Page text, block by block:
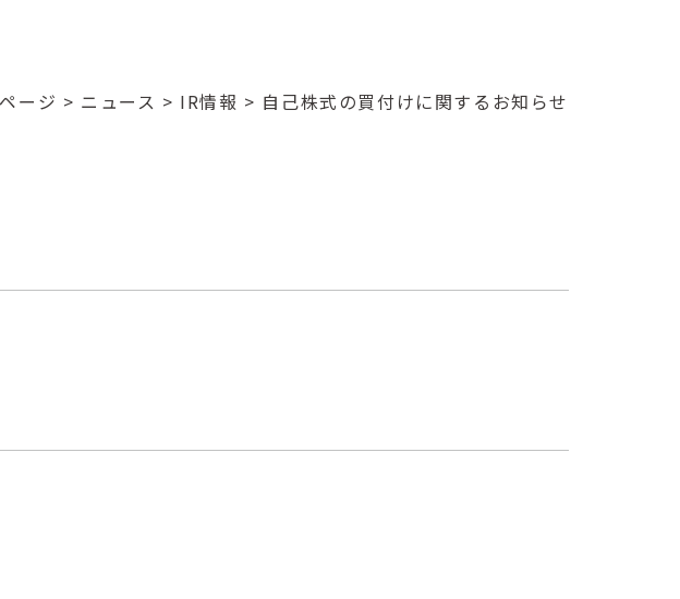
ージ > ニュース > IR情報 > 自己株式の買付けに関するお知らせ